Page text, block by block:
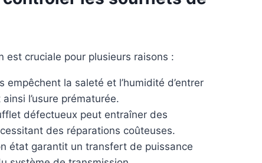
cruciale pour plusieurs raisons :
empêchent la saleté et l’humidité d’entrer
l’usure prématurée.
défectueux peut entraîner des
des réparations coûteuses.
état garantit un transfert de puissance